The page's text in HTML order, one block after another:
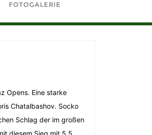
FOTOGALERIE
Opens. Eine starke
Chatalbashov. Socko
Schlag der im großen
diesem Sieg mit 5,5